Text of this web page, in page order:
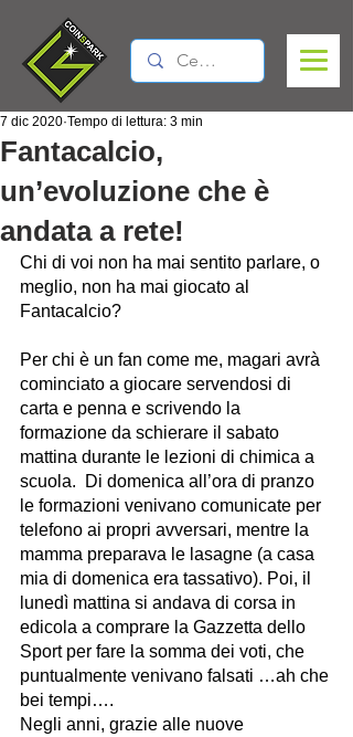
Fantacalcio,
un’evoluzione che è
andata a rete!
7 dic 2020 Tempo di lettura: 3 min
Chi di voi non ha mai sentito parlare, o
meglio, non ha mai giocato al
Fantacalcio?
Per chi è un fan come me, magari avrà
cominciato a giocare servendosi di
carta e penna e scrivendo la
formazione da schierare il sabato
mattina durante le lezioni di chimica a
scuola.  Di domenica all’ora di pranzo
le formazioni venivano comunicate per
telefono ai propri avversari, mentre la
mamma preparava le lasagne (a casa
mia di domenica era tassativo). Poi, il
lunedì mattina si andava di corsa in
edicola a comprare la Gazzetta dello
Sport per fare la somma dei voti, che
puntualmente venivano falsati …ah che
bei tempi….
Negli anni, grazie alle nuove